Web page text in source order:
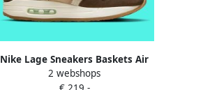
Nike Lage Sneakers Baskets Air
Max 1 Crepe cuir
2 webshops